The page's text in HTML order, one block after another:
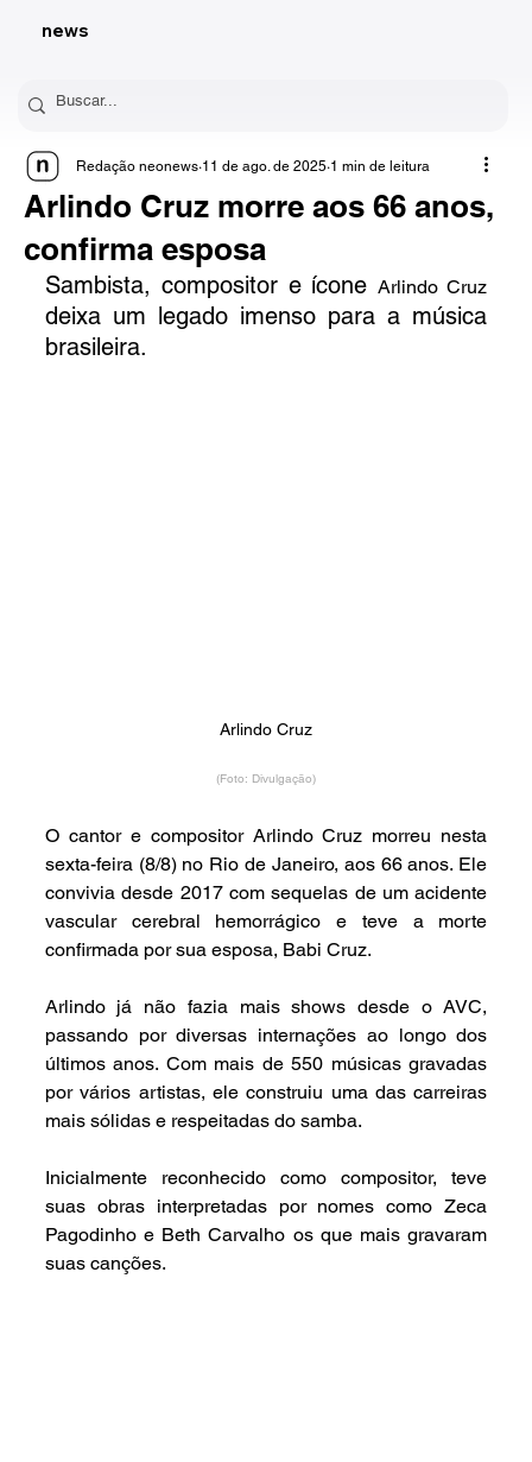
news
Arlindo Cruz morre aos 66 anos,
confirma esposa
Redação neonews 11 de ago. de 2025 1 min de leitura
Sambista, compositor e ícone Arlindo Cruz
deixa um legado imenso para a música
brasileira.
Arlindo Cruz
(Foto: Divulgação)
O cantor e compositor Arlindo Cruz morreu nesta
sexta-feira (8/8) no Rio de Janeiro, aos 66 anos. Ele
convivia desde 2017 com sequelas de um acidente
vascular cerebral hemorrágico e teve a morte
confirmada por sua esposa, Babi Cruz.
Arlindo já não fazia mais shows desde o AVC,
passando por diversas internações ao longo dos
últimos anos. Com mais de 550 músicas gravadas
por vários artistas, ele construiu uma das carreiras
mais sólidas e respeitadas do samba.
Inicialmente reconhecido como compositor, teve
suas obras interpretadas por nomes como Zeca
Pagodinho e Beth Carvalho os que mais gravaram
suas canções.